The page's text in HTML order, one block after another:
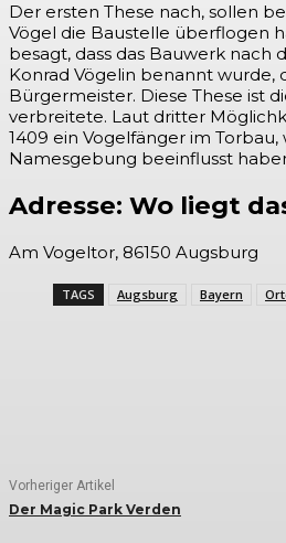
Der ersten These nach, sollen
Vögel die Baustelle überflogen
besagt, dass das Bauwerk nach
Konrad Vögelin benannt wurde,
Bürgermeister. Diese These ist
verbreitete. Laut dritter
1409 ein Vogelfänger im
Namesgebung beeinflusst
Adresse: Wo liegt
Am Vogeltor, 86150 Augsburg
TAGS Augsburg Bayern
Vorheriger Artikel
Der Magic Park Verden